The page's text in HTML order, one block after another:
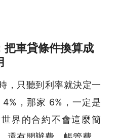
把車貸條件換算成
，只聽到利率就決定一
，那家 6%，一定是
界的合約不會這麼簡